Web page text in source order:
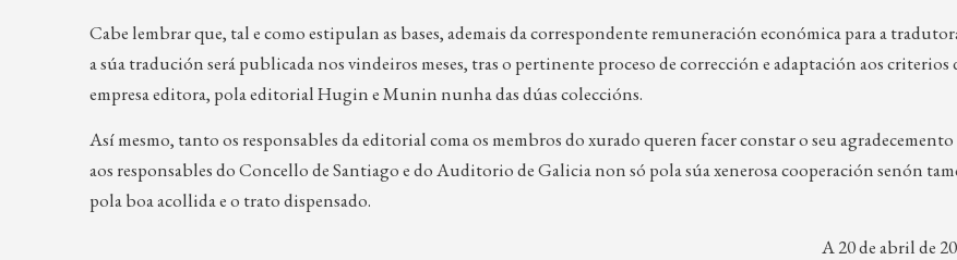
Cabe lembrar que, tal e como estipulan as bases, ademais da correspondente remuneración económica para a
a súa tradución será publicada nos vindeiros meses, tras o pertinente proceso de corrección e adaptación aos criterios
empresa editora, pola editorial Hugin e Munin nunha das dúas coleccións.
Así mesmo, tanto os responsables da editorial coma os membros do xurado queren facer constar o seu agradecemento
aos responsables do Concello de Santiago e do Auditorio de Galicia non só pola súa xenerosa cooperación senón
pola boa acollida e o trato dispensado.
A 20 de abril de